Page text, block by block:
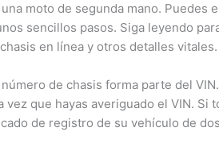
moto de segunda mano. Puedes
sencillos pasos. Siga leyendo
en línea y otros detalles vitales.
de chasis forma parte del
vez que hayas averiguado el VIN. Si
de registro de su vehículo de